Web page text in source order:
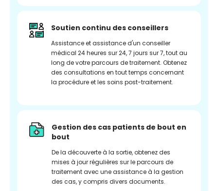
Soutien continu des conseillers
Assistance et assistance d'un conseiller
médical 24 heures sur 24, 7 jours sur 7, tout au
long de votre parcours de traitement. Obtenez
des consultations en tout temps concernant
la procédure et les soins post-traitement.
Gestion des cas patients de bout en
bout
De la découverte à la sortie, obtenez des
mises à jour régulières sur le parcours de
traitement avec une assistance à la gestion
des cas, y compris divers documents.